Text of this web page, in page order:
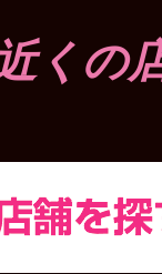
くの